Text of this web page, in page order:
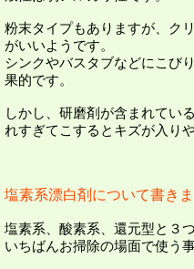
粉末タイプもありますが、ク
がいいようです。
シンクやバスタブなどにこび
果的です。
しかし、研磨剤が含まれてい
れすぎてこするとキズが入り
塩素系漂白剤について書きま
塩素系、酸素系、還元型と３
いちばんお掃除の場面で使う